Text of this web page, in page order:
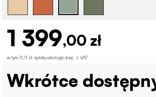
1 399,00 zł
w tym 11,11 zł opłaty ekologicznej z VAT
Wkrótce